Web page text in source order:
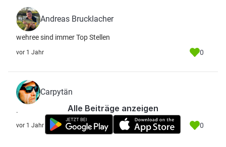
Andreas Brucklacher
wehree sind immer Top Stellen
vor 1 Jahr 0
Carpytän
.
vor 1 Jahr 0
Alle Beiträge anzeigen